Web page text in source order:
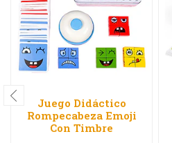
Juego Didáctico
Rompecabeza Emoji
Con Timbre